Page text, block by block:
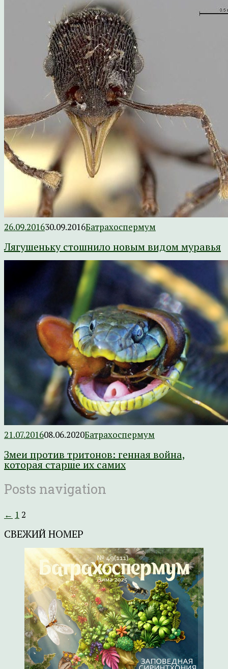
26.09.201630.09.2016Батрахоспермум
Лягушеньку стошнило новым видом муравья
21.07.201608.06.2020Батрахоспермум
Змеи против тритонов: генная война,
которая старше их самих
Posts navigation
← 1 2
СВЕЖИЙ НОМЕР